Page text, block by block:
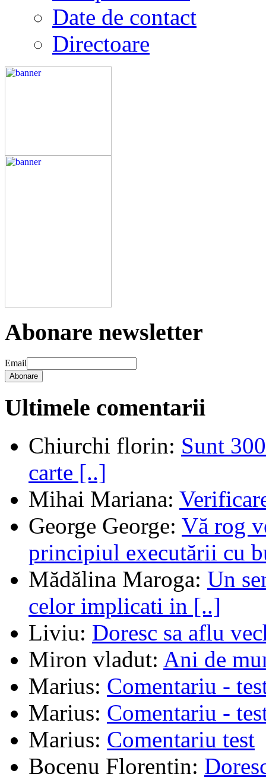
Date de contact
Directoare
Abonare newsletter
Email
Abonare
Ultimele comentarii
Chiurchi florin: Sunt
carte [..]
Mihai Mariana:
George George: Vă rog
principiul executării cu
Mădălina Maroga: Un
celor implicati in [..]
Liviu: Doresc sa aflu
Miron vladut: Ani de
Marius: Comentariu -
Marius: Comentariu -
Marius: Comentariu test
Bocenu Florentin: